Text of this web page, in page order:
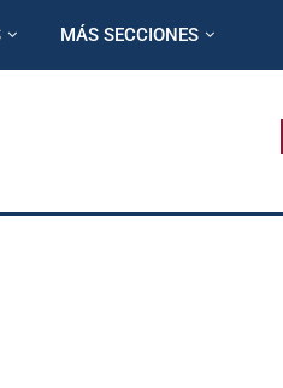
MÁS SECCIONES